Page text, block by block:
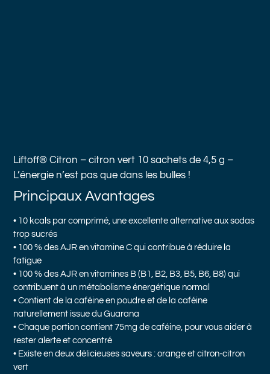
Liftoff® Citron – citron vert 10 sachets de 4,5 g –
L’énergie n’est pas que dans les bulles !
Principaux Avantages
• 10 kcals par comprimé, une excellente alternative aux sodas
trop sucrés
• 100 % des AJR en vitamine C qui contribue à réduire la
fatigue
• 100 % des AJR en vitamines B (B1, B2, B3, B5, B6, B8) qui
contribuent à un métabolisme énergétique normal
• Contient de la caféine en poudre et de la caféine
naturellement issue du Guarana
• Chaque portion contient 75mg de caféine, pour vous aider à
rester alerte et concentré
• Existe en deux délicieuses saveurs : orange et citron-citron
vert